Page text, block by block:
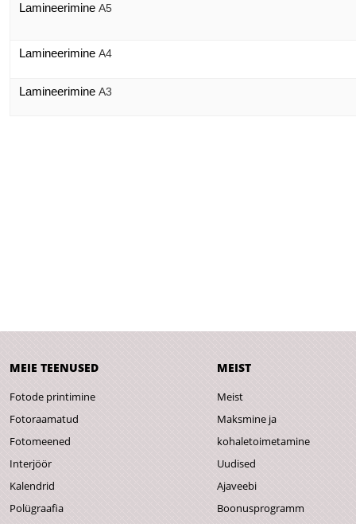
Lamineerimine А5
Lamineerimine А4
Lamineerimine А3
MEIE TEENUSED
Fotode printimine
Fotoraamatud
Fotomeened
Interjöör
Kalendrid
Polügraafia
MEIST
Meist
Maksmine ja
kohaletoimetamine
Uudised
Ajaveebi
Boonusprogramm